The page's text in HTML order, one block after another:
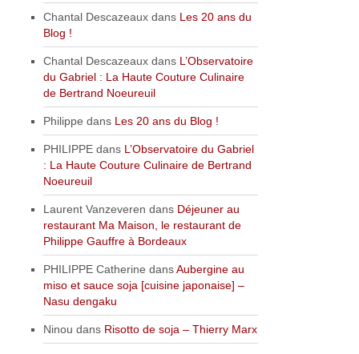
Chantal Descazeaux dans Les 20 ans du
Blog !
Chantal Descazeaux dans L’Observatoire
du Gabriel : La Haute Couture Culinaire
de Bertrand Noeureuil
Philippe dans Les 20 ans du Blog !
PHILIPPE dans L’Observatoire du Gabriel
: La Haute Couture Culinaire de Bertrand
Noeureuil
Laurent Vanzeveren dans Déjeuner au
restaurant Ma Maison, le restaurant de
Philippe Gauffre à Bordeaux
PHILIPPE Catherine dansAubergine au
miso et sauce soja [cuisine japonaise] –
Nasu dengaku
Ninou dans Risotto de soja – Thierry Marx